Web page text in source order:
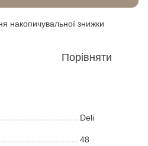
накопичувальної знижки
Порівняти
Deli
48